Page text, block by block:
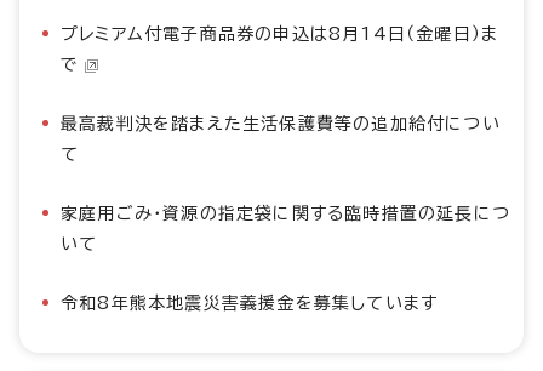
プレミアム付電子商品券の申込は8月14日（金曜日）ま
で
最高裁判決を踏まえた生活保護費等の追加給付につい
て
家庭用ごみ・資源の指定袋に関する臨時措置の延長につ
いて
令和8年熊本地震災害義援金を募集しています